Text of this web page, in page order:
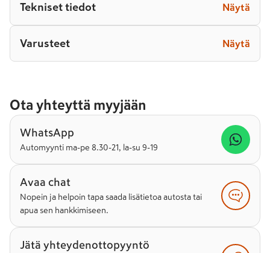
Tekniset tiedot Näytä
Varusteet Näytä
Ota yhteyttä myyjään
WhatsApp
Automyynti ma-pe 8.30-21, la-su 9-19
Avaa chat
Nopein ja helpoin tapa saada lisätietoa autosta tai
apua sen hankkimiseen.
Jätä yhteydenottopyyntö